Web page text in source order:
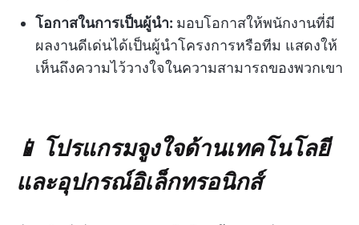
โอกาสในการเป็นผู้นำ: มอบโอกาสให้พนักงานที่มี
ผลงานดีเด่นได้เป็นผู้นำโครงการหรือทีม แสดงให้
เห็นถึงความไว้วางใจในความสามารถของพวกเขา
📱 โปรแกรมจูงใจด้านเทคโนโลยี
และอุปกรณ์อิเล็กทรอนิกส์